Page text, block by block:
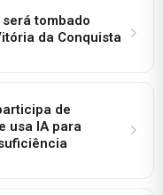
tombado
da Conquista
de
usa IA para